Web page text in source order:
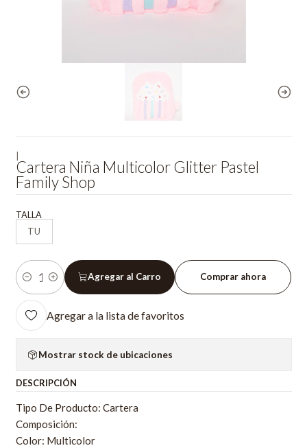
Cartera Niña Multicolor Glitter Pastel
Family Shop
TALLA
TU
Cantidad
Agregar al Carro Comprar ahora
Agregar a la lista de favoritos
Mostrar stock de ubicaciones
DESCRIPCIÓN
Tipo De Producto: Cartera
Composición:
Color: Multicolor